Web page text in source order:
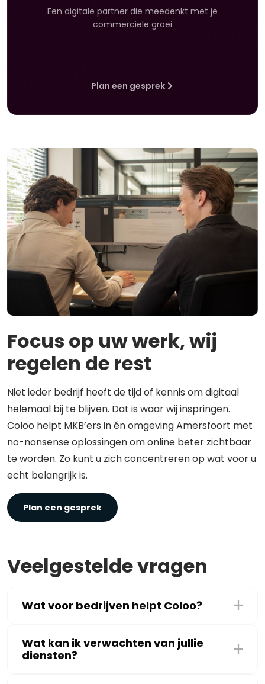
Een digitale partner die meedenkt met je
commerciële groei
Plan een gesprek
Focus op uw werk, wij
regelen de rest
Niet ieder bedrijf heeft de tijd of kennis om digitaal
helemaal bij te blijven. Dat is waar wij inspringen.
Coloo helpt MKB’ers in én omgeving Amersfoort met
no-nonsense oplossingen om online beter zichtbaar
te worden. Zo kunt u zich concentreren op wat voor u
echt belangrijk is.
Plan een gesprek
Veelgestelde vragen
Wat voor bedrijven helpt Coloo?
Wat kan ik verwachten van jullie
diensten?